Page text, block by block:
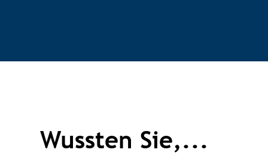
Wussten Sie,...